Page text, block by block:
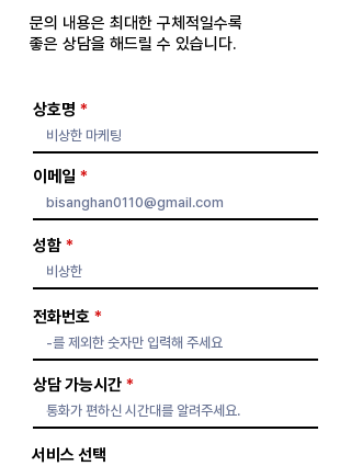
문의 내용은 최대한 구체적일수록
​좋은 상담을 해드릴 수 있습니다.
상호명
이메일
성함
전화번호
상담 가능시간
서비스 선택